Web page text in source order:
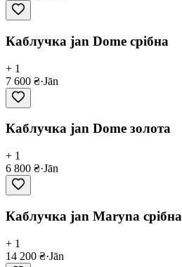
Каблучка jan Dome срібна
+ 1
7 600 ₴·Jān
Каблучка jan Dome золота
+ 1
6 800 ₴·Jān
Каблучка jan Maryna срібна
+ 1
14 200 ₴·Jān